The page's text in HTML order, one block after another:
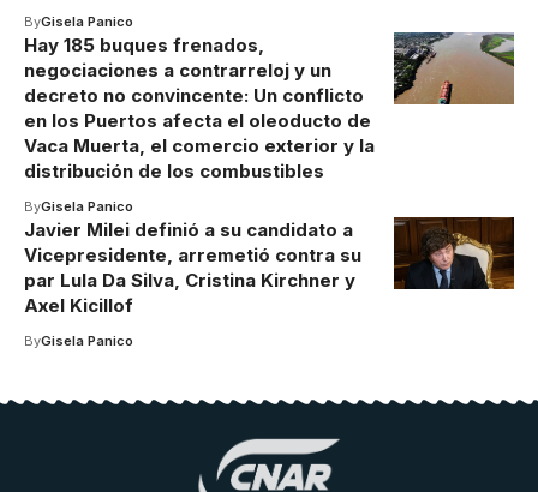
ByGisela Panico
Hay 185 buques frenados,
negociaciones a contrarreloj y un
decreto no convincente: Un conflicto
en los Puertos afecta el oleoducto de
Vaca Muerta, el comercio exterior y la
distribución de los combustibles
ByGisela Panico
Javier Milei definió a su candidato a
Vicepresidente, arremetió contra su
par Lula Da Silva, Cristina Kirchner y
Axel Kicillof
ByGisela Panico